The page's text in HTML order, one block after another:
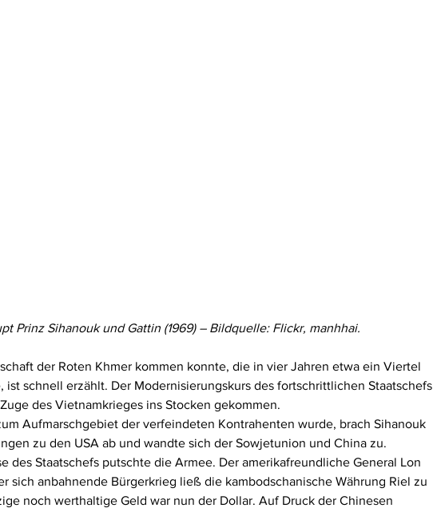
Prinz Sihanouk und Gattin (1969) – Bildquelle: Flickr, manhhai.
der Roten Khmer kommen konnte, die in vier Jahren etwa ein Viertel
ist schnell erzählt. Der Modernisierungskurs des fortschrittlichen Staatschefs
des Vietnamkrieges ins Stocken gekommen.
Aufmarschgebiet der verfeindeten Kontrahenten wurde, brach Sihanouk
zu den USA ab und wandte sich der Sowjetunion und China zu.
des Staatschefs putschte die Armee. Der amerikafreundliche General Lon
sich anbahnende Bürgerkrieg ließ die kambodschanische Währung Riel zu
noch werthaltige Geld war nun der Dollar. Auf Druck der Chinesen